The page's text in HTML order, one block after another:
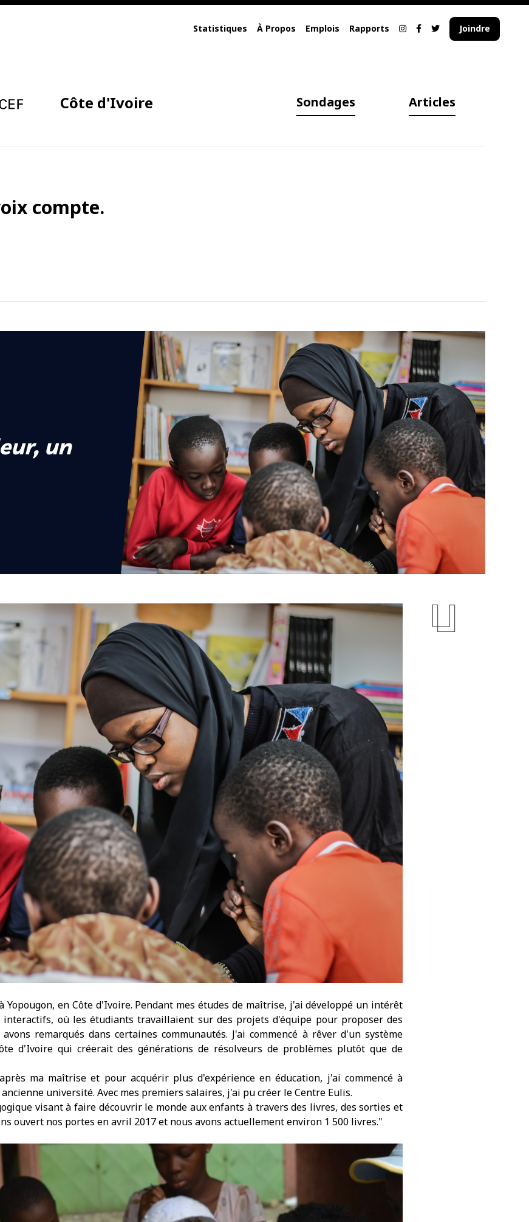
Statistiques À Propos Emplois Rapports Joindre
Côte d'Ivoire Sondages Articles
compte.
un
Yopougon, en Côte d'Ivoire. Pendant mes études de maîtrise, j'ai développé un intérêt
où les étudiants travaillaient sur des projets d'équipe pour proposer des
remarqués dans certaines communautés. J'ai commencé à rêver d'un système
d'Ivoire qui créerait des générations de résolveurs de problèmes plutôt que de
ma maîtrise et pour acquérir plus d'expérience en éducation, j'ai commencé à
université. Avec mes premiers salaires, j'ai pu créer le Centre Eulis.
visant à faire découvrir le monde aux enfants à travers des livres, des sorties et
ouvert nos portes en avril 2017 et nous avons actuellement environ 1 500 livres."